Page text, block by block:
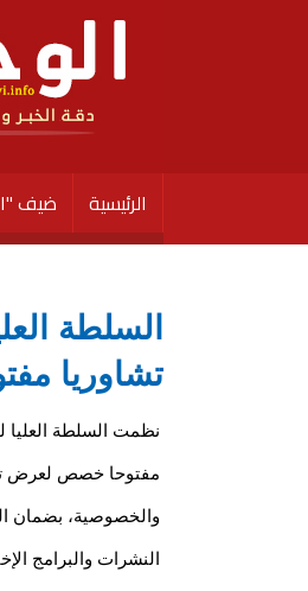
الرئيسية ضيف
السلطة
تشاوريا
نظمت السلطة العليا
مفتوحا خصص لعرض
والخصوصية، بضمان
النشرات والبرامج